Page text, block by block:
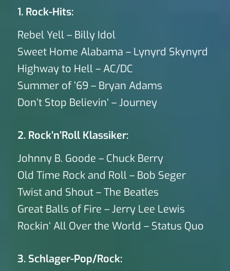
1. Rock-Hits:
Rebel Yell – Billy Idol
Sweet Home Alabama – Lynyrd Skynyrd
Highway to Hell – AC/DC
Summer of ’69 – Bryan Adams
Don’t Stop Believin‘ – Journey
2. Rock’n’Roll Klassiker:
Johnny B. Goode – Chuck Berry
Old Time Rock and Roll – Bob Seger
Twist and Shout – The Beatles
Great Balls of Fire – Jerry Lee Lewis
Rockin‘ All Over the World – Status Quo
3. Schlager-Pop/Rock: